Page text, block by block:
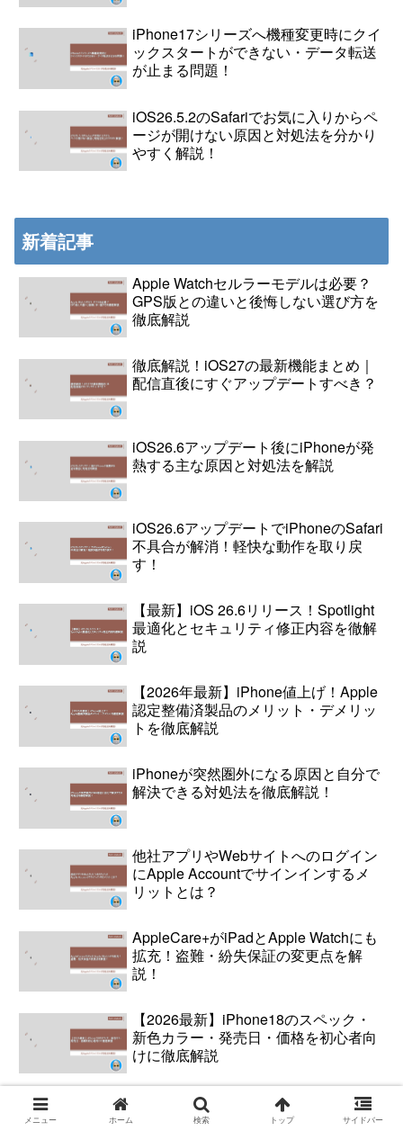
iPhone17シリーズへ機種変更時にクイ
ックスタートができない・データ転送
が止まる問題！
iOS26.5.2のSafariでお気に入りからペ
ージが開けない原因と対処法を分かり
やすく解説！
新着記事
Apple Watchセルラーモデルは必要？
GPS版との違いと後悔しない選び方を
徹底解説
徹底解説！iOS27の最新機能まとめ｜
配信直後にすぐアップデートすべき？
iOS26.6アップデート後にiPhoneが発
熱する主な原因と対処法を解説
iOS26.6アップデートでiPhoneのSafari
不具合が解消！軽快な動作を取り戻
す！
【最新】iOS 26.6リリース！Spotlight
最適化とセキュリティ修正内容を徹解
説
【2026年最新】iPhone値上げ！Apple
認定整備済製品のメリット・デメリッ
トを徹底解説
iPhoneが突然圏外になる原因と自分で
解決できる対処法を徹底解説！
他社アプリやWebサイトへのログイン
にApple Accountでサインインするメ
リットとは？
AppleCare+がiPadとApple Watchにも
拡充！盗難・紛失保証の変更点を解
説！
【2026最新】iPhone18のスペック・
新色カラー・発売日・価格を初心者向
けに徹底解説
メニュー ホーム 検索 トップ サイドバー